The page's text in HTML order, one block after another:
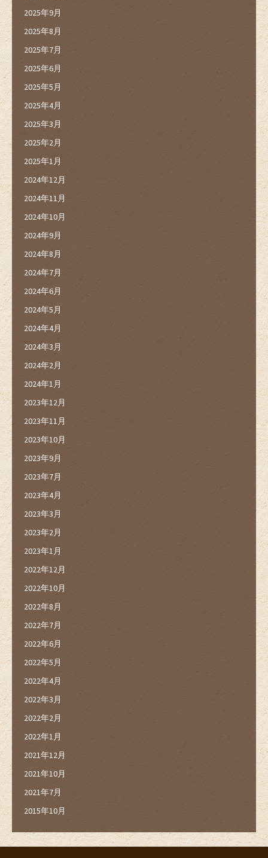
2025年9月
2025年8月
2025年7月
2025年6月
2025年5月
2025年4月
2025年3月
2025年2月
2025年1月
2024年12月
2024年11月
2024年10月
2024年9月
2024年8月
2024年7月
2024年6月
2024年5月
2024年4月
2024年3月
2024年2月
2024年1月
2023年12月
2023年11月
2023年10月
2023年9月
2023年7月
2023年4月
2023年3月
2023年2月
2023年1月
2022年12月
2022年10月
2022年8月
2022年7月
2022年6月
2022年5月
2022年4月
2022年3月
2022年2月
2022年1月
2021年12月
2021年10月
2021年7月
2015年10月